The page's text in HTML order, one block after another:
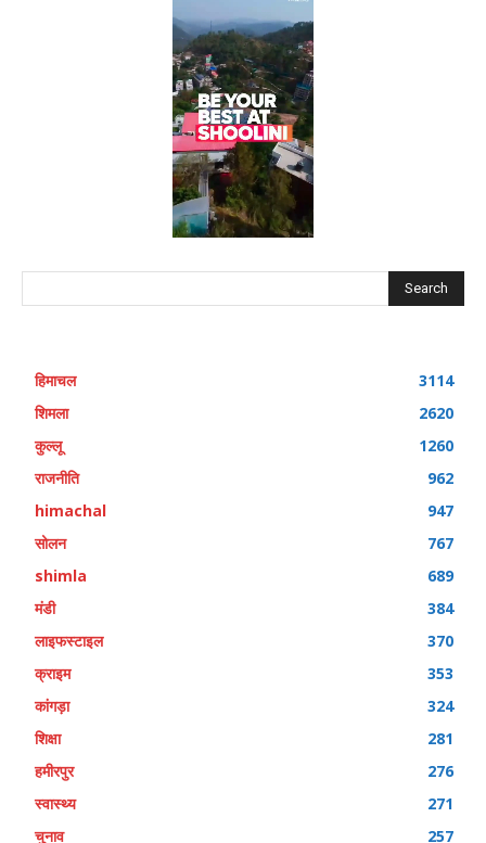
Search
हिमाचल
3114
शिमला
2620
कुल्लू
1260
राजनीति
962
himachal
947
सोलन
767
shimla
689
मंडी
384
लाइफस्टाइल
370
क्राइम
353
कांगड़ा
324
शिक्षा
281
हमीरपुर
276
स्वास्थ्य
271
चुनाव
257